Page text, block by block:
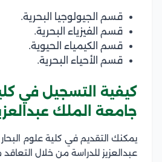
قسم الجيولوجيا البحرية.
قسم الفيزياء البحرية.
قسم الكيمياء الحيوية.
قسم الأحياء البحرية.
كيفية التسجيل في
جامعة الملك
يمكنك التقديم في كلية علوم
عبدالعزيز للدراسة من خلال